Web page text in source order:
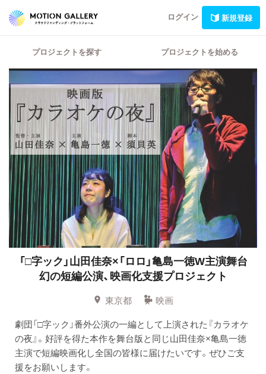
ログイン 新規登録
プロジェクトを探す プロジェクトを始める
「□字ック」山田佳奈×「ロロ」亀島一徳W主演舞台
幻の短編公演、映画化支援プロジェクト
東京都
映画
劇団「□字ック」番外公演の一編として上演された『カラオケ
の夜』。好評を得た本作を舞台版と同じ山田佳奈×亀島一徳
主演で短編映画化し全国の皆様に届けたいです。ぜひご支
援をお願いします。